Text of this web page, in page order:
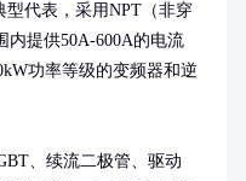
型代表，采用NPT（非穿
内提供50A-600A的电流
功率等级的变频器和逆
、续流二极管、驱动